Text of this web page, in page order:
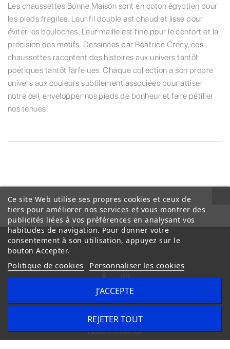
Les chaussettes Bonne Maison sont en coton égyptien pour
les pieds fragiles. Leur fil double est chaud et lisse pour
éviter les bouloches. Leur maille est fine pour le confort et la
précision des motifs. Dessinées par Béatrice Crécy, ces
chaussettes racontent des histoires aux univers tantôt
poétiques tantôt farfelues. Chaque collection a son propre
univers aux couleurs subtilement associées pour attiser
notre œil, envelopper nos pieds de bonheur et faire pétiller
nos tenues.
Conditions Générales de Vente
Nous contacter
Ce site Web utilise ses propres cookies et ceux de
tiers pour améliorer nos services et vous montrer des
publicités liées à vos préférences en analysant vos
habitudes de navigation. Pour donner votre
consentement à son utilisation, appuyez sur le
bouton Accepter.
Politique de cookies Personnaliser les cookies
REJETER TOUT
J'ACCEPTE